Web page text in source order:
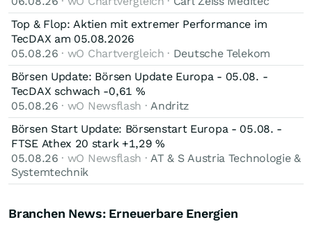
Top & Flop: Aktien mit extremer Performance im
TecDAX am 05.08.2026
05.08.26 · wO Chartvergleich · Deutsche Telekom
Börsen Update: Börsen Update Europa - 05.08. -
TecDAX schwach -0,61 %
05.08.26 · wO Newsflash · Andritz
Börsen Start Update: Börsenstart Europa - 05.08. -
FTSE Athex 20 stark +1,29 %
05.08.26 · wO Newsflash · AT & S Austria Technologie &
Systemtechnik
Branchen News: Erneuerbare Energien